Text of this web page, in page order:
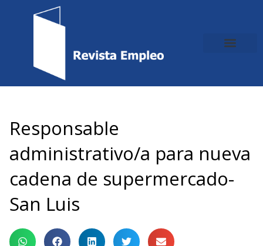
Responsable
administrativo/a para nueva
cadena de supermercado-
San Luis